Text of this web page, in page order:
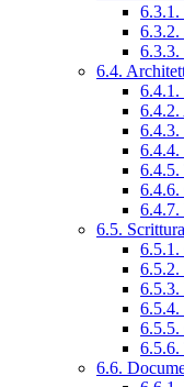
6.3.1.
6.3.2.
6.3.3.
6.4.
6.4.1.
6.4.2.
6.4.3.
6.4.4.
6.4.5.
6.4.6.
6.4.7.
6.5.
6.5.1.
6.5.2.
6.5.3.
6.5.4.
6.5.5.
6.5.6.
6.6.